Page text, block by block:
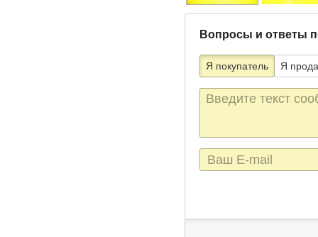
Вопросы и ответы
Я покупатель Я
Текст
сообщения
E-
mail